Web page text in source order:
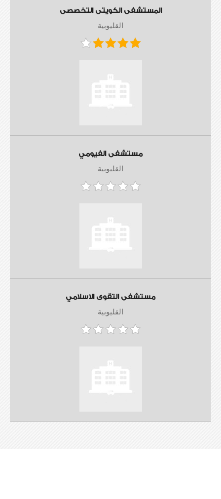
المستشفى الكويتى التخصصى
القليوبية
مستشفى الفيومي
القليوبية
مستشفى التقوى الاسلامي
القليوبية